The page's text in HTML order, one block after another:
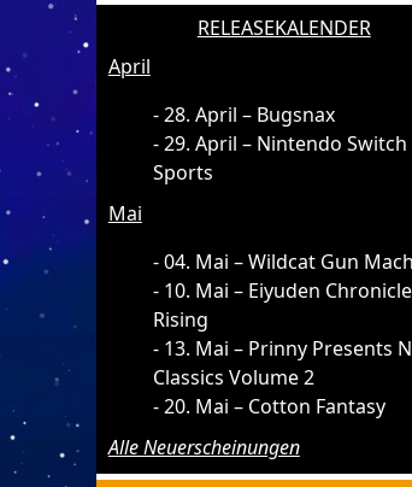
RELEASEKALENDER
April
28. April – Bugsnax
29. April – Nintendo Switch
Sports
Mai
04. Mai – Wildcat Gun
10. Mai – Eiyuden
Rising
13. Mai – Prinny Presents
Classics Volume 2
20. Mai – Cotton Fantasy
Alle Neuerscheinungen